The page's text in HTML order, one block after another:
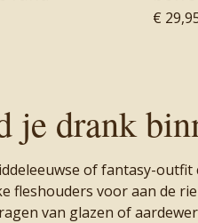
€
drank
of fantasy-outfit
fleshouders voor aan de
van glazen of